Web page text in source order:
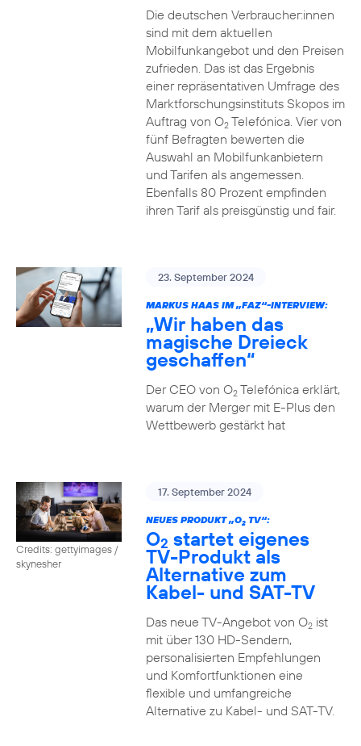
Die deutschen Verbraucher:innen
sind mit dem aktuellen
Mobilfunkangebot und den Preisen
zufrieden. Das ist das Ergebnis
einer repräsentativen Umfrage des
Marktforschungsinstituts Skopos im
Auftrag von O2Telefónica. Vier von
fünf Befragten bewerten die
Auswahl an Mobilfunkanbietern
und Tarifen als angemessen.
Ebenfalls 80 Prozent empfinden
ihren Tarif als preisgünstig und fair.
23. September 2024
MARKUS HAAS IM „FAZ“-INTERVIEW:
„Wir haben das
magische Dreieck
geschaffen“
Der CEO von O2Telefónica erklärt,
warum der Merger mit E-Plus den
Wettbewerb gestärkt hat
Credits: gettyimages /
skynesher
17. September 2024
NEUES PRODUKT „O2TV“:
O2 startet eigenes
TV-Produkt als
Alternative zum
Kabel- und SAT-TV
Das neue TV-Angebot von O2ist
mit über 130 HD-Sendern,
personalisierten Empfehlungen
und Komfortfunktionen eine
flexible und umfangreiche
Alternative zu Kabel- und SAT-TV.